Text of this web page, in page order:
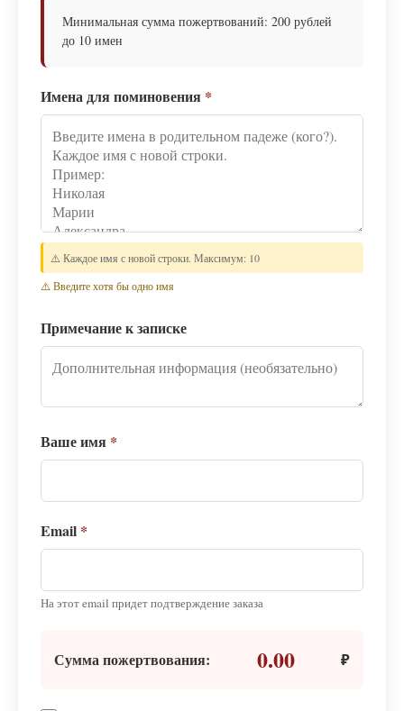
Минимальная сумма пожертвований: 200 рублей
до 10 имен
Имена для поминовения *
⚠️ Каждое имя с новой строки. Максимум: 10
⚠️ Введите хотя бы одно имя
Примечание к записке
Ваше имя *
Email *
На этот email придет подтверждение заказа
Сумма пожертвования: 0.00 ₽